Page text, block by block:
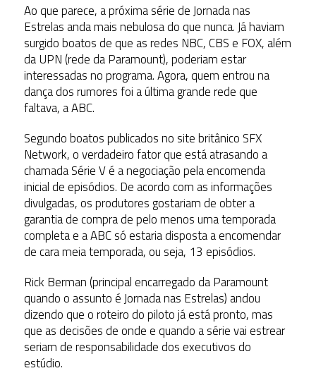
Ao que parece, a próxima série de Jornada nas
Estrelas anda mais nebulosa do que nunca. Já haviam
surgido boatos de que as redes NBC, CBS e FOX, além
da UPN (rede da Paramount), poderiam estar
interessadas no programa. Agora, quem entrou na
dança dos rumores foi a última grande rede que
faltava, a ABC.
Segundo boatos publicados no site britânico SFX
Network, o verdadeiro fator que está atrasando a
chamada Série V é a negociação pela encomenda
inicial de episódios. De acordo com as informações
divulgadas, os produtores gostariam de obter a
garantia de compra de pelo menos uma temporada
completa e a ABC só estaria disposta a encomendar
de cara meia temporada, ou seja, 13 episódios.
Rick Berman (principal encarregado da Paramount
quando o assunto é Jornada nas Estrelas) andou
dizendo que o roteiro do piloto já está pronto, mas
que as decisões de onde e quando a série vai estrear
seriam de responsabilidade dos executivos do
estúdio.